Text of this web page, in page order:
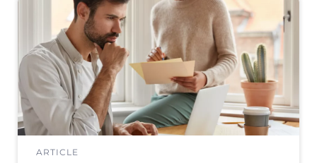
ARTICLE